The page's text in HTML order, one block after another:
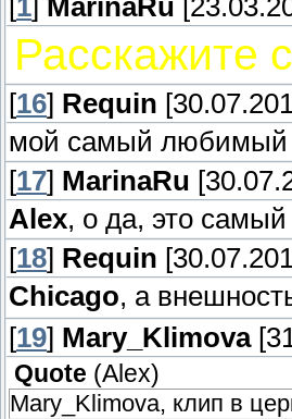
[1] MarinaRu
Расскажите
[16] Requin
мой самый любимый
[17] MarinaRu
Alex, о да, это
[18] Requin
Chicago, а
[19] Mary_Klimova
Quote (Alex)
Mary_Klimova, клип в